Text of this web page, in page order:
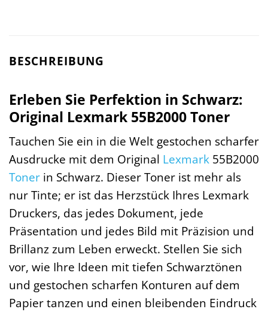
BESCHREIBUNG
Erleben Sie Perfektion in Schwarz:
Original Lexmark 55B2000 Toner
Tauchen Sie ein in die Welt gestochen scharfer
Ausdrucke mit dem Original Lexmark 55B2000
Toner in Schwarz. Dieser Toner ist mehr als
nur Tinte; er ist das Herzstück Ihres Lexmark
Druckers, das jedes Dokument, jede
Präsentation und jedes Bild mit Präzision und
Brillanz zum Leben erweckt. Stellen Sie sich
vor, wie Ihre Ideen mit tiefen Schwarztönen
und gestochen scharfen Konturen auf dem
Papier tanzen und einen bleibenden Eindruck